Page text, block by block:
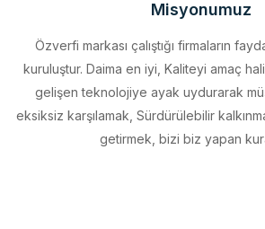
Özverfi markası çalıştığı firmaların
gelişen teknolojiye ayak uydurarak
eksiksiz karşılamak, Sürdürülebilir
getirmek, bizi biz yapan